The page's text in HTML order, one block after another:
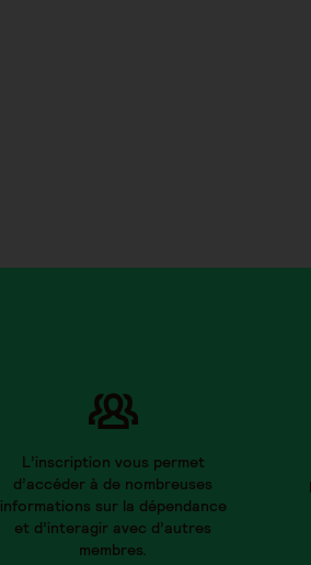
L’inscription vous permet
d’accéder à de nombreuses
informations sur la dépendance
et d’interagir avec d’autres
membres.